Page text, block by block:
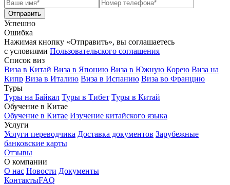
Успешно
Ошибка
Нажимая кнопку «Отправить», вы соглашаетесь
с условиями Пользовательского соглашения
Список виз
Виза в Китай Виза в Японию Виза в Южную Корею Виза на
Кипр Виза в Италию Виза в Испанию Виза во Францию
Туры
Туры на Байкал Туры в Тибет Туры в Китай
Обучение в Китае
Обучение в Китае Изучение китайского языка
Услуги
Услуги переводчика Доставка документов Зарубежные
банковские карты
Отзывы
О компании
О нас Новости Документы
КонтактыFAQ